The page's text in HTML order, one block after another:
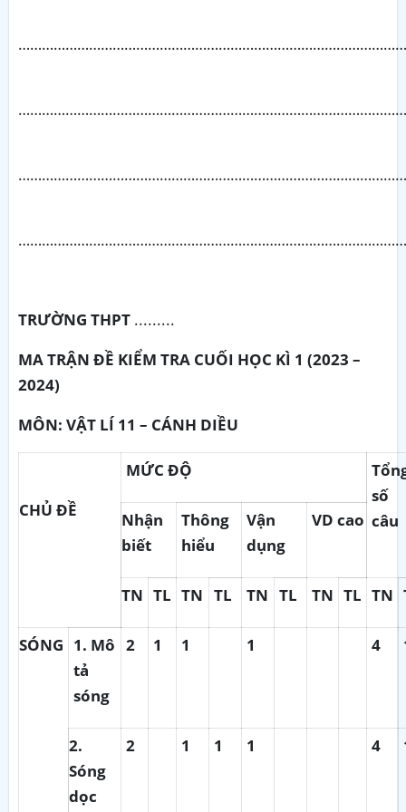
TRƯỜNG THPT .........
MA TRẬN ĐỀ KIỂM TRA CUỐI HỌC KÌ 1 (2023 –
2024)
MÔN: VẬT LÍ 11 – CÁNH DIỀU
CHỦ ĐỀ
MỨC ĐỘ
số
câu
Nhận
biết
Thông
hiểu
Vận
dụng
VD cao
TN TL TN TL TN TL TN TL TN
SÓNG 1. Mô
tả
sóng
2 1 1 1 4
2.
Sóng
dọc
2 1 1 1 4